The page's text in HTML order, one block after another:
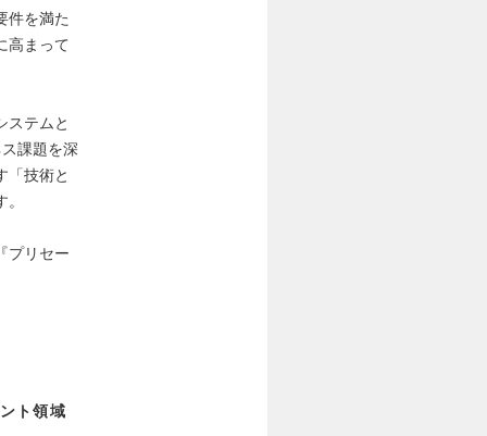
件を満た
高まって
ステムと
課題を深
「技術と
プリセー
ト領域